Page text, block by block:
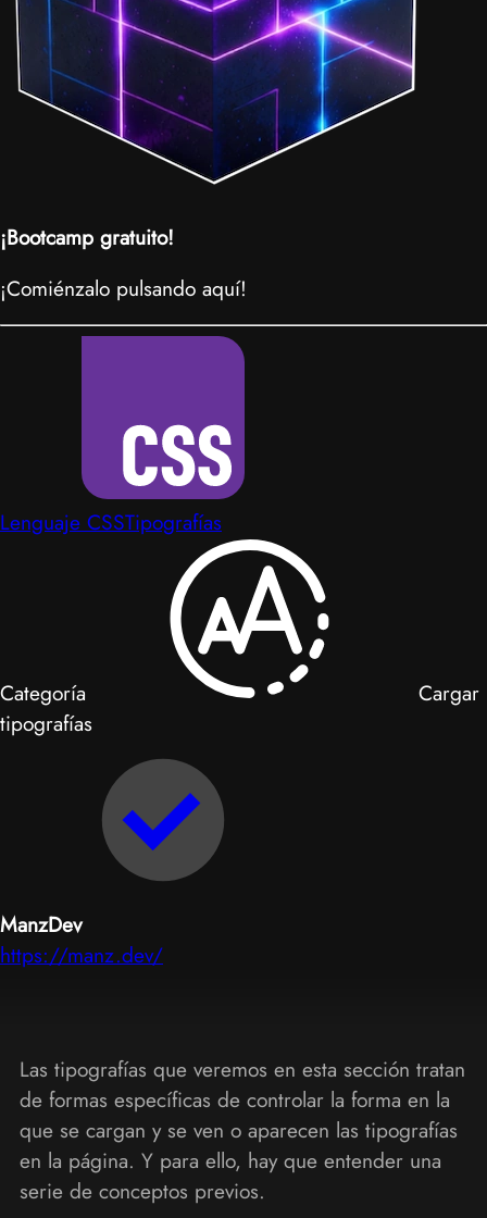
¡Bootcamp gratuito!
¡Comiénzalo pulsando aquí!
Lenguaje CSSTipografías
Categoría
Cargar
tipografías
ManzDev
https://manz.dev/
Las tipografías que veremos en esta sección tratan
de formas específicas de controlar la forma en la
que se cargan y se ven o aparecen las tipografías
en la página. Y para ello, hay que entender una
serie de conceptos previos.